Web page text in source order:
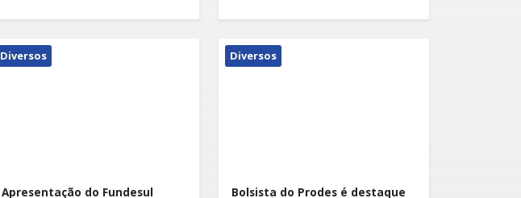
Diversos
Apresentação do Fundesul
Diversos
Bolsista do Prodes é destaque